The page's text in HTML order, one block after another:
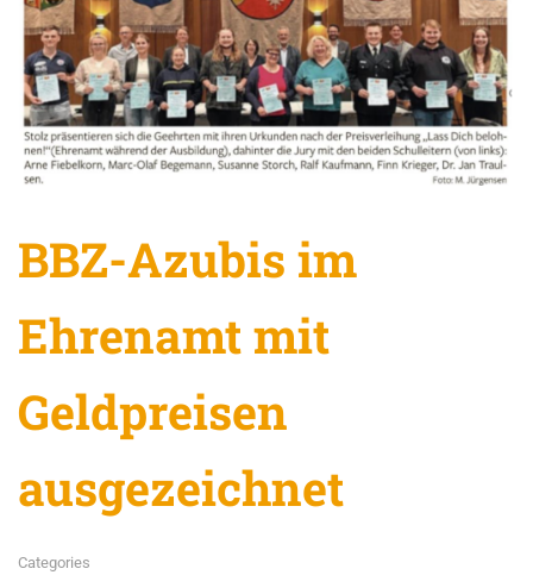
BBZ-Azubis im
Ehrenamt mit
Geldpreisen
ausgezeichnet
Categories